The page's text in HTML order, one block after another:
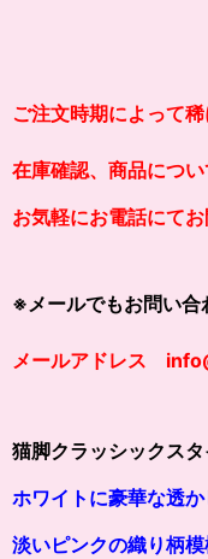
ご注文時期によって
在庫確認、商品につい
お気軽にお電話にてお
※メールでもお問い合
メールアドレス
猫脚クラッシックスタ
ホワイトに豪華な透
淡いピンクの織り柄模